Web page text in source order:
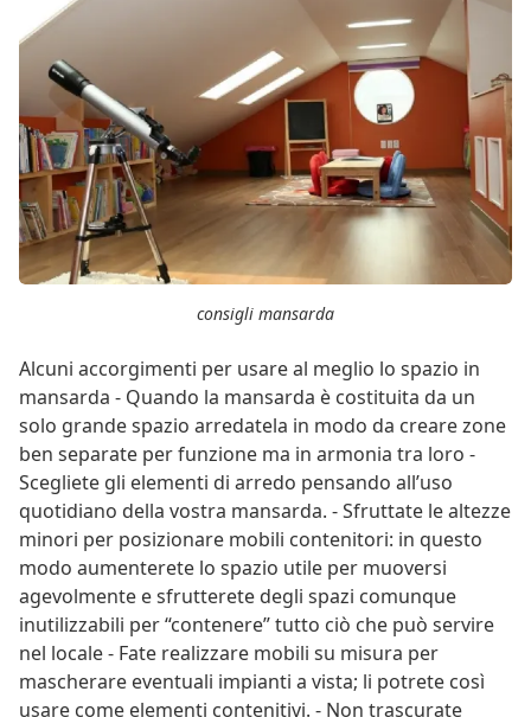
consigli mansarda
Alcuni accorgimenti per usare al meglio lo spazio in
mansarda - Quando la mansarda è costituita da un
solo grande spazio arredatela in modo da creare zone
ben separate per funzione ma in armonia tra loro -
Scegliete gli elementi di arredo pensando all’uso
quotidiano della vostra mansarda. - Sfruttate le altezze
minori per posizionare mobili contenitori: in questo
modo aumenterete lo spazio utile per muoversi
agevolmente e sfrutterete degli spazi comunque
inutilizzabili per “contenere” tutto ciò che può servire
nel locale - Fate realizzare mobili su misura per
mascherare eventuali impianti a vista; li potrete così
usare come elementi contenitivi. - Non trascurate